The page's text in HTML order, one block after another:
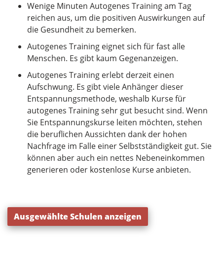
Wenige Minuten Autogenes Training am Tag
reichen aus, um die positiven Auswirkungen auf
die Gesundheit zu bemerken.
Autogenes Training eignet sich für fast alle
Menschen. Es gibt kaum Gegenanzeigen.
Autogenes Training erlebt derzeit einen
Aufschwung. Es gibt viele Anhänger dieser
Entspannungsmethode, weshalb Kurse für
autogenes Training sehr gut besucht sind. Wenn
Sie Entspannungskurse leiten möchten, stehen
die beruflichen Aussichten dank der hohen
Nachfrage im Falle einer Selbstständigkeit gut. Sie
können aber auch ein nettes Nebeneinkommen
generieren oder kostenlose Kurse anbieten.
Ausgewählte Schulen anzeigen